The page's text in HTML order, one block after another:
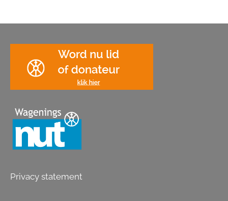
Privacy statement